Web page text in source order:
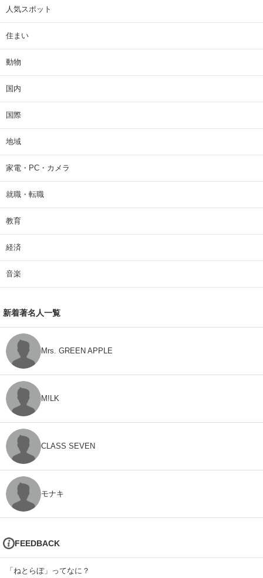
人気スポット
住まい
動物
国内
国際
地域
家電・PC・カメラ
就職・転職
教育
経済
音楽
新着著名人一覧
Mrs. GREEN APPLE
M!LK
CLASS SEVEN
モナキ
FEEDBACK
「ねとらぼ」ってなに？